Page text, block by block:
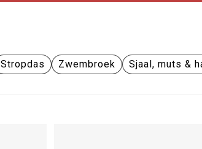
Stropdas Zwembroek Sjaal, muts &